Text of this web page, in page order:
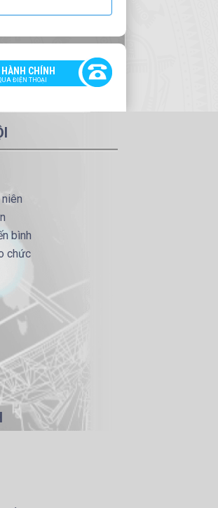
CHÍNH
ĐIỆN THOẠI
bình
chức